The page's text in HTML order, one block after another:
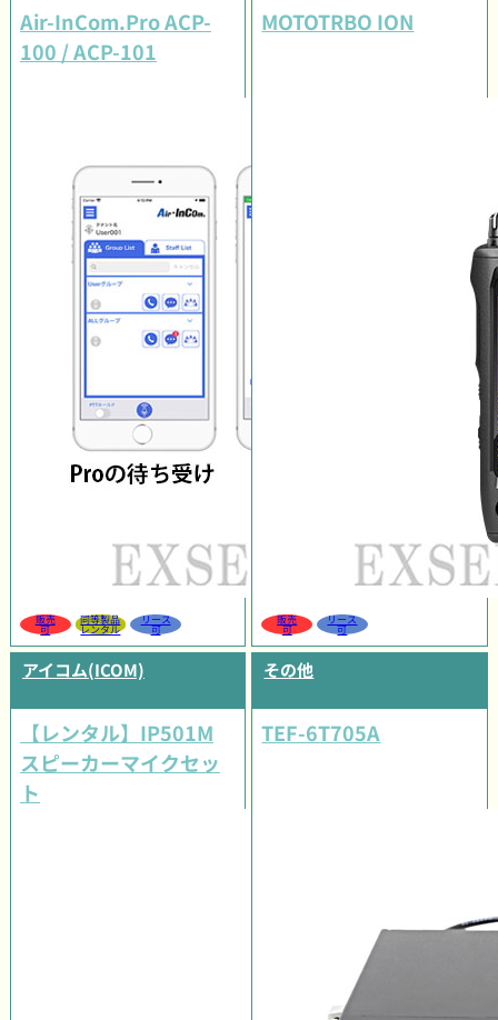
Air-InCom.Pro ACP-
100 / ACP-101
販売
可
同等製品
レンタル
リース
可
MOTOTRBO ION
販売
可
リース
可
アイコム(ICOM)
【レンタル】IP501M
スピーカーマイクセッ
ト
その他
TEF-6T705A